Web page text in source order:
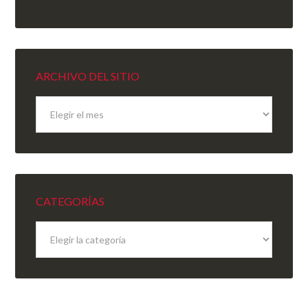
ARCHIVO DEL SITIO
sitio
CATEGORÍAS